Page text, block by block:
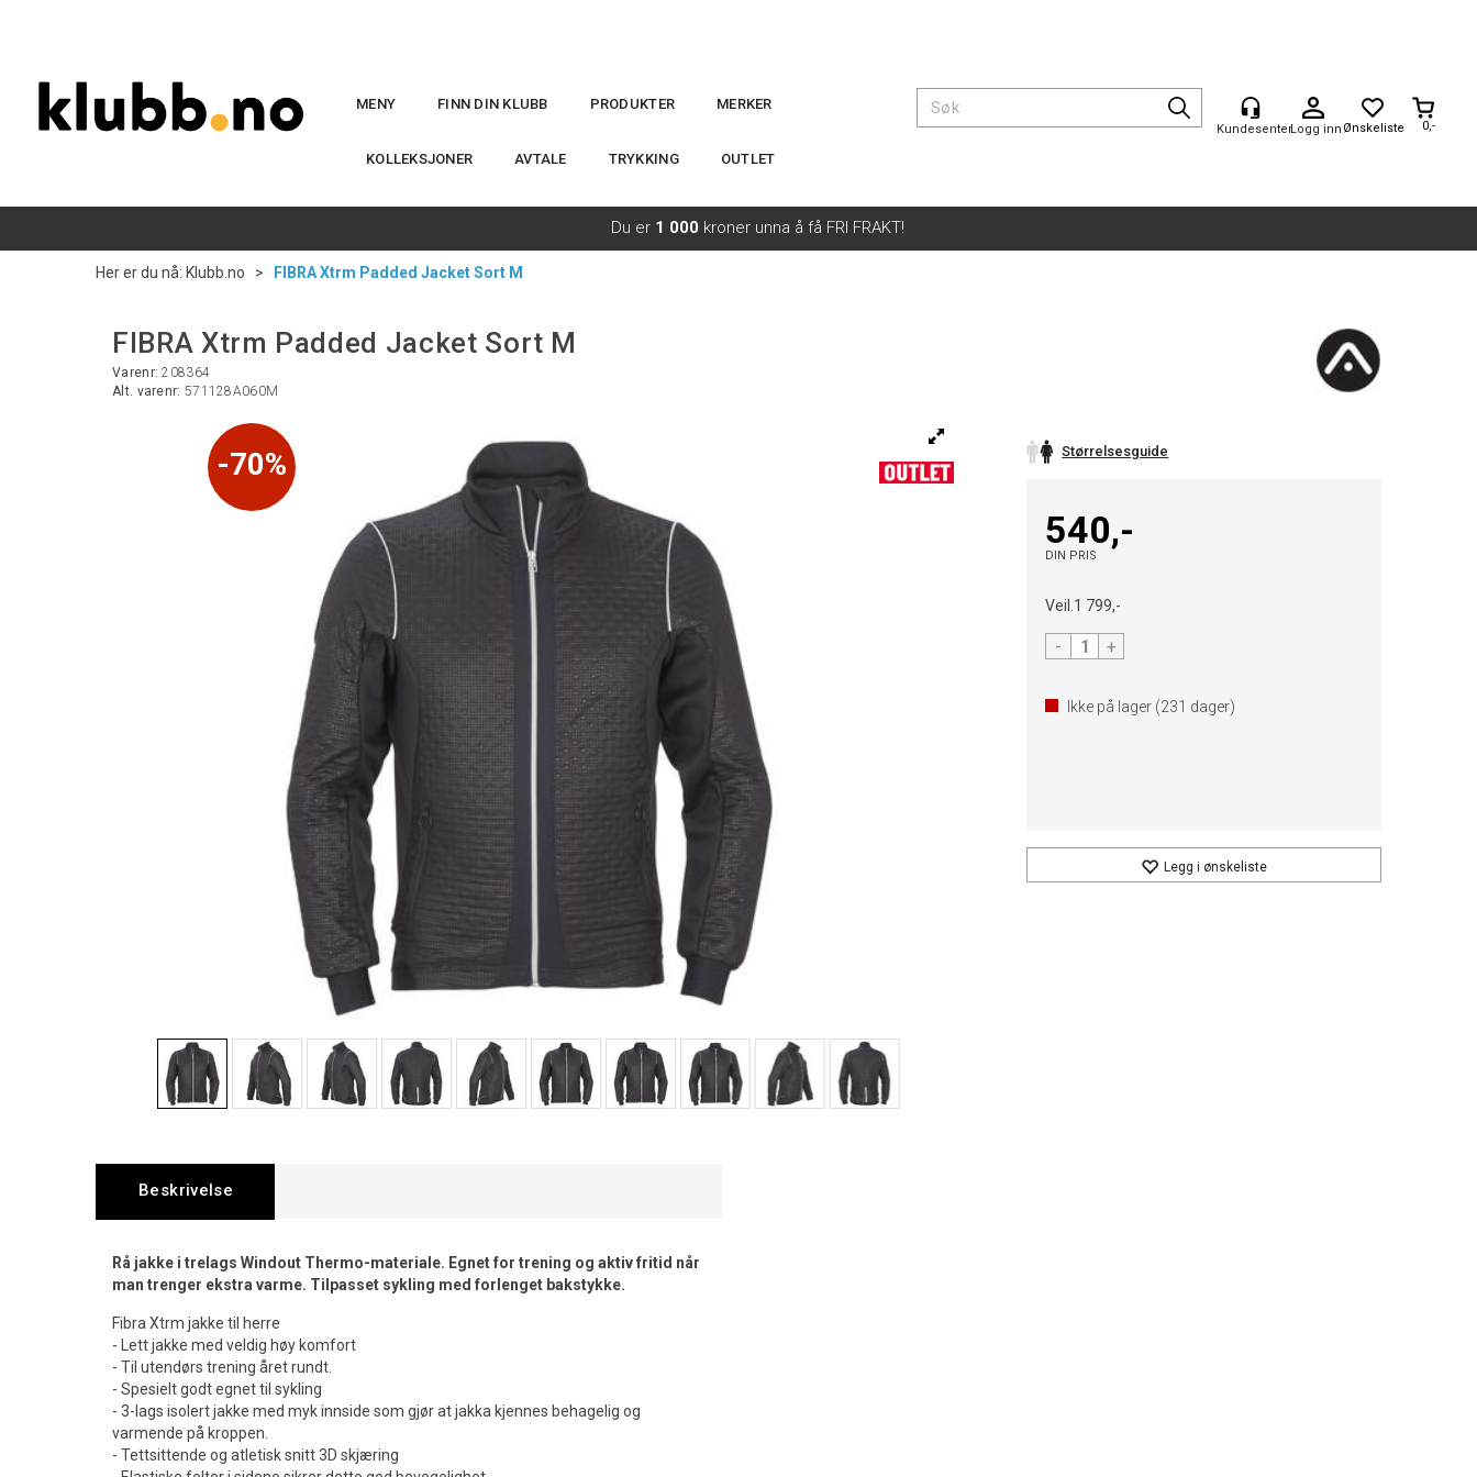
Logg inn 0,-
MENY FINN DIN KLUBB PRODUKTER MERKER
KOLLEKSJONER AVTALE TRYKKING OUTLET
Du er 1 000 kroner unna å få FRI FRAKT!
Her er du nå: Klubb.no > FIBRA Xtrm Padded Jacket Sort M
FIBRA Xtrm Padded Jacket Sort M
Varenr:208364
Alt. varenr: 571128A060M
70% Størrelsesguide
540,-
DIN PRIS
Veil. 1 799,-
- +
Ikke på lager (231 dager)
Legg i ønskeliste
Beskrivelse
Rå jakke i trelags Windout Thermo-materiale. Egnet for trening og aktiv fritid når
man trenger ekstra varme. Tilpasset sykling med forlenget bakstykke.
Fibra Xtrm jakke til herre
- Lett jakke med veldig høy komfort
- Til utendørs trening året rundt.
- Spesielt godt egnet til sykling
- 3-lags isolert jakke med myk innside som gjør at jakka kjennes behagelig og
varmende på kroppen.
- Tettsittende og atletisk snitt 3D skjæring